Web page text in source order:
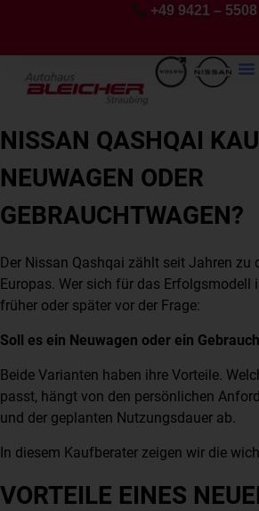
+49 9421 – 5508
NISSAN QASHQAI
NEUWAGEN ODER
GEBRAUCHTWAGEN?
Der Nissan Qashqai zählt seit Jahren zu
Europas. Wer sich für das Erfolgsmodell
früher oder später vor der Frage:
Soll es ein Neuwagen oder ein
Beide Varianten haben ihre Vorteile.
passt, hängt von den persönlichen
und der geplanten Nutzungsdauer ab.
In diesem Kaufberater zeigen wir die
VORTEILE EINES